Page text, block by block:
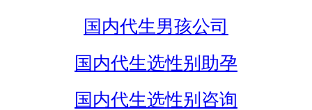
国内代生男孩公司
国内代生选性别助孕
国内代生选性别咨询